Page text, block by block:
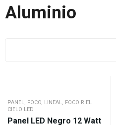
Aluminio
PANEL, FOCO, LINEAL, FOCO RIEL
CIELO LED
Panel LED Negro 12 Watt